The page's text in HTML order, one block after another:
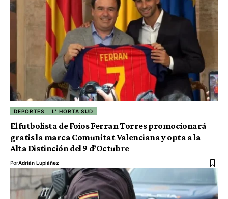
DEPORTES L' HORTA SUD
El futbolista de Foios Ferran Torres promocionará
gratis la marca Comunitat Valenciana y opta a la
Alta Distinción del 9 d’Octubre
PorAdrián Lupiáñez